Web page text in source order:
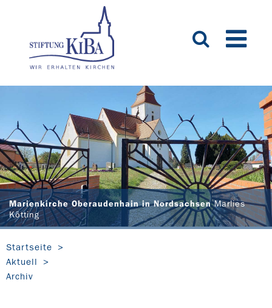
Marienkirche Oberaudenhain in NordsachsenMarlies
Kötting
Startseite
Aktuell
Archiv